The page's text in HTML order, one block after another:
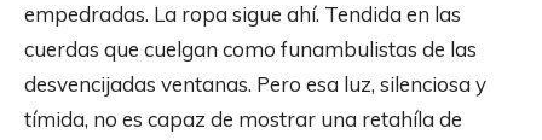
empedradas. La ropa sigue ahí. Tendida en las
cuerdas que cuelgan como funambulistas de las
desvencijadas ventanas. Pero esa luz, silenciosa y
tímida, no es capaz de mostrar una retahíla de